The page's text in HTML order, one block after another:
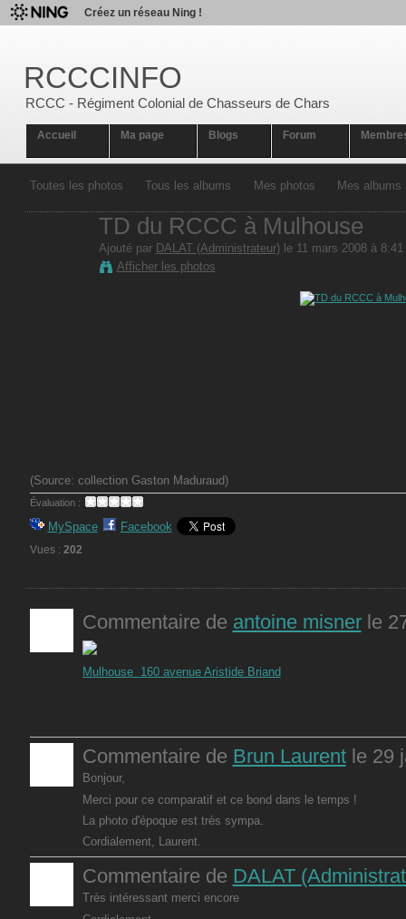
Créez un réseau Ning !
RCCCINFO
RCCC - Régiment Colonial de Chasseurs de Chars
Accueil Ma page Blogs Forum
Toutes les photos Tous les albums Mes photos Mes albums
TD du RCCC à Mulhouse
Ajouté par DALAT (Administrateur)le 11 mars 2008 à 8:41
Afficher les photos
(Source: collection Gaston Maduraud)
Évaluation :
MySpace Facebook
Vues : 202
Commentaire de antoine misnerle
Mulhouse 160 avenue Aristide Briand
Commentaire de Brun Laurentle 29
Bonjour,
Merci pour ce comparatif et ce bond dans le temps !
La photo d'époque est très sympa.
Cordialement, Laurent.
Commentaire de DALAT
Très intéressant merci encore